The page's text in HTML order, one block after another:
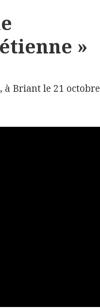
»
à Briant le 21 octobre